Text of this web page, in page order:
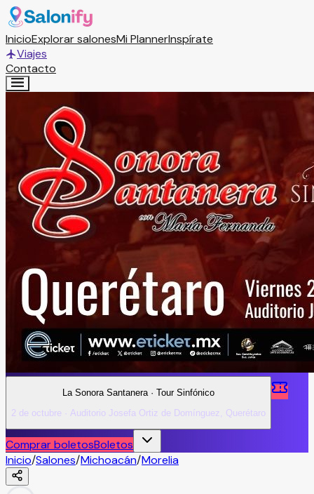
InicioExplorar salonesMi PlannerInspírate
Viajes
Contacto
La Sonora Santanera · Tour Sinfónico
2 de octubre · Auditorio Josefa Ortiz de Domínguez, Querétaro
Comprar boletosBoletos
Inicio/Salones/Michoacán/Morelia